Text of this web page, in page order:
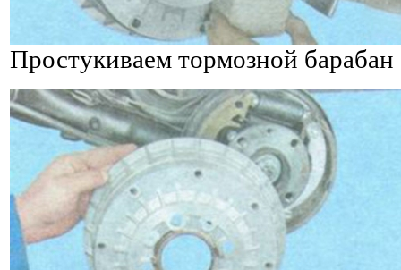
Простукиваем тормозной барабан